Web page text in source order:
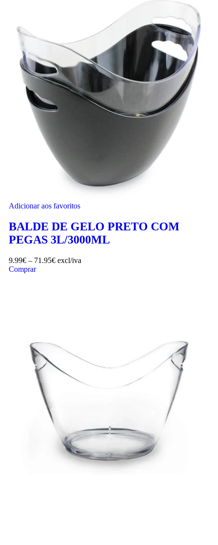
Adicionar aos favoritos
BALDE DE GELO PRETO COM
PEGAS 3L/3000ML
9.99€ – 71.95€ excl/iva
Comprar